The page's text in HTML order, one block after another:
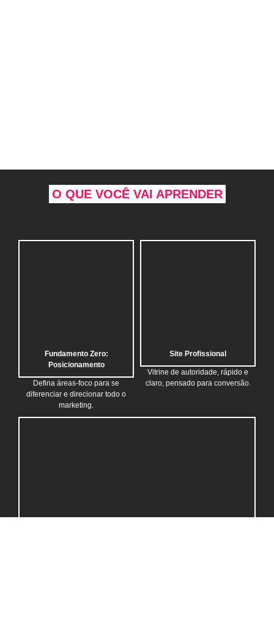
O QUE VOCÊ VAI APRENDER
Fundamento Zero:
Posicionamento
Defina áreas-foco para se
diferenciar e direcionar todo o
marketing.
Site Profissional
Vitrine de autoridade, rápido e
claro, pensado para conversão.